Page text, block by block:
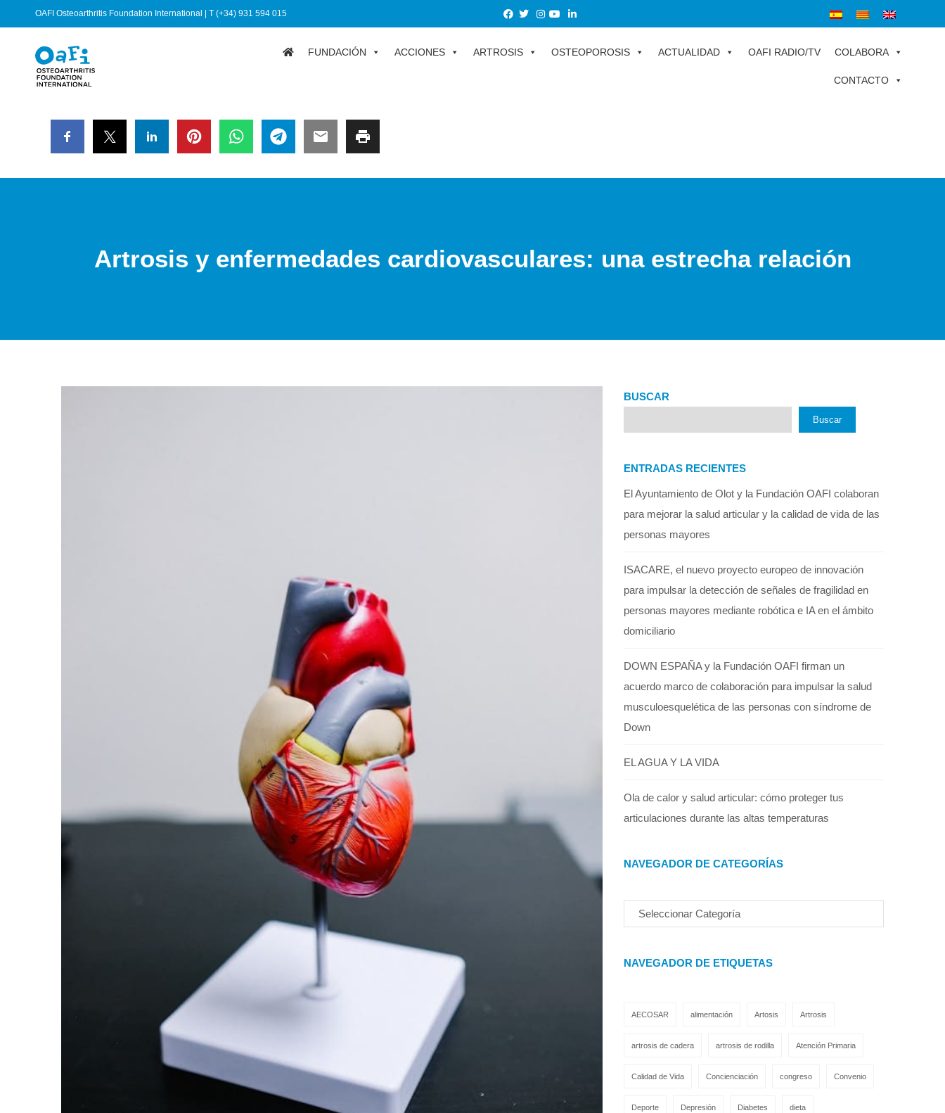
OAFI Osteoarthritis Foundation International | T (+34) 931 594 015
FUNDACIÓN ACCIONES ARTROSIS OSTEOPOROSIS ACTUALIDAD OAFI RADIO/TV COLABORA
CONTACTO
Artrosis y enfermedades cardiovasculares: una estrecha relación
BUSCAR
Buscar
ENTRADAS RECIENTES
El Ayuntamiento de Olot y la Fundación OAFI colaboran
para mejorar la salud articular y la calidad de vida de las
personas mayores
ISACARE, el nuevo proyecto europeo de innovación
para impulsar la detección de señales de fragilidad en
personas mayores mediante robótica e IA en el ámbito
domiciliario
DOWN ESPAÑA y la Fundación OAFI firman un
acuerdo marco de colaboración para impulsar la salud
musculoesquelética de las personas con síndrome de
Down
EL AGUA Y LA VIDA
Ola de calor y salud articular: cómo proteger tus
articulaciones durante las altas temperaturas
NAVEGADOR DE CATEGORÍAS
NAVEGADOR DE ETIQUETAS
AECOSAR alimentación Artosis Artrosis
artrosis de cadera artrosis de rodilla Atención Primaria
Calidad de Vida Concienciación congreso Convenio
Deporte Depresión Diabetes dieta